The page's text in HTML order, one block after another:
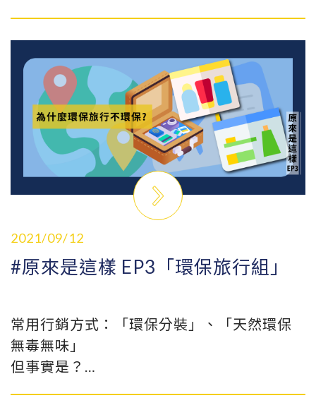
被再利用嗎？
我們想跟大家一起探討，在國人資源回收24
年後，為何廢棄物問題仍持續擴大呢？除了
回收，我們還能怎麼做呢？
2021/09/12
#原來是這樣 EP3「環保旅行組」
常用行銷方式：「環保分裝」、「天然環保
無毒無味」
但事實是？